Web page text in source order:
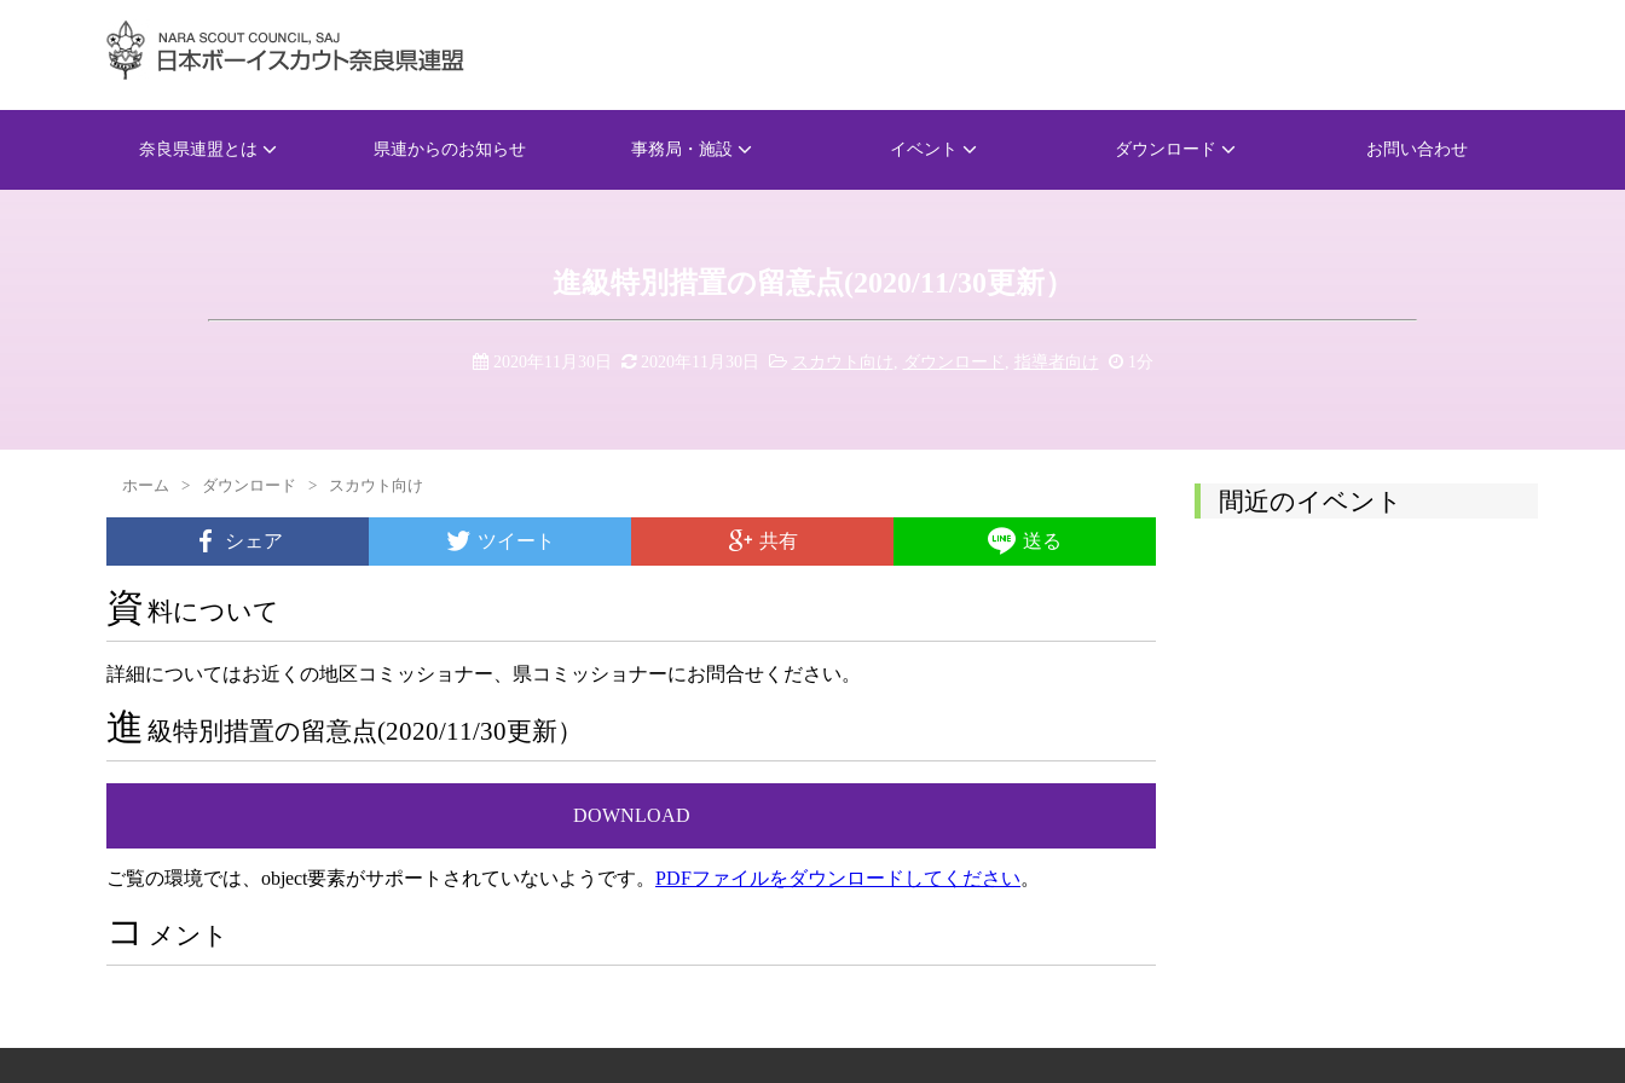
奈良県連盟とは 県連からのお知らせ 事務局・施設 イベント ダウンロード お問い合わせ
進級特別措置の留意点(2020/11/30更新）
2020年11月30日 2020年11月30日 スカウト向け ダウンロード 指導者向け 1分
ホーム > ダウンロード > スカウト向け
シェア ツイート 共有 送る
資 料について
詳細についてはお近くの地区コミッショナー、県コミッショナーにお問合せください。
進 級特別措置の留意点(2020/11/30更新）
DOWNLOAD
ご覧の環境では、object要素がサポートされていないようです。 PDFファイルをダウンロードしてください。
コ メント
間近のイベント